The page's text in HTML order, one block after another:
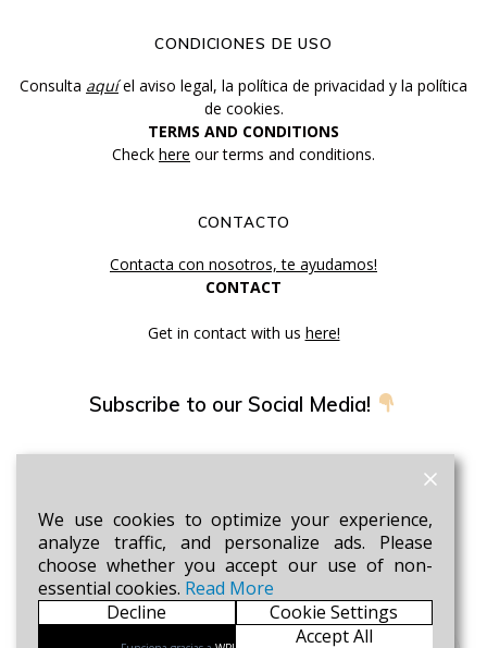
CONDICIONES DE USO
Consulta aquíel aviso legal, la política de privacidad y la política
de cookies.
TERMS AND CONDITIONS
Check here our terms and conditions.
CONTACTO
Contacta con nosotros, te ayudamos!
CONTACT
Get in contact with us here!
Subscribe to our Social Media!
Sé el primero en enterarte de nuestras novedades y
promociones.
SUSCRIBIRME AHORA!
We use cookies to optimize your experience,
analyze traffic, and personalize ads. Please
choose whether you accept our use of non-
essential cookies. Read More
Decline
Cookie Settings
Accept All